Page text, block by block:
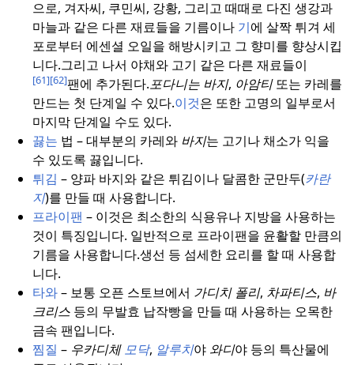
으로, 겨자씨, 쿠민씨, 강황, 그리고 때때로 다진 생강과
마늘과 같은 다른 재료들을 기름이나 기에 살짝 튀겨 세
포로부터 에센셜 오일을 해방시키고 그 향미를 향상시킵
니다.그리고 나서 야채와 고기 같은 다른 재료들이
[61][62]팬에 추가된다.포다니는 바지, 아암티또는 카레를
만드는 첫 단계일 수 있다.이것은 또한 고명의 일부로서
마지막 단계일 수도 있다.
끓는 법 – 대부분의 카레와 바지는 고기나 채소가 익을
수 있도록 끓입니다.
튀김 – 양파 바지와 같은 튀김이나 달콤한 군만두(카란
지)를 만들 때 사용합니다.
프라이팬 – 이것은 최소한의 식용유나 지방을 사용하는
것이 특징입니다. 일반적으로 프라이팬을 윤활할 만큼의
기름을 사용합니다.생선 등 섬세한 요리를 할 때 사용합
니다.
타와– 보통 오픈 스토브에서 가디치 폴리, 차파티스, 바
크리스등의 무발효 납작빵을 만들 때 사용하는 오목한
금속 팬입니다.
찜질 – 우카디체 모닥, 알루치야 와디야 등의 특산물에